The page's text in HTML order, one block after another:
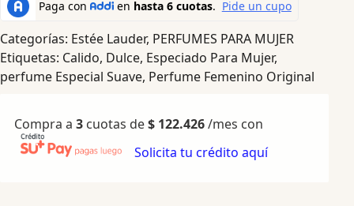
Categorías: Estée Lauder, PERFUMES PARA MUJER
Etiquetas: Calido, Dulce, Especiado Para Mujer,
perfume Especial Suave, Perfume Femenino Original
Compra a 3 cuotas de$ 122.426/mes con
Solicita tu crédito aquí